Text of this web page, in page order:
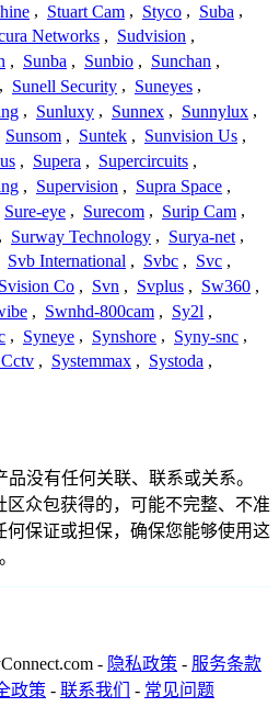
, Stuart Cam , Styco , Suba ,
Networks , Sudvision ,
, Sunba , Sunbio , Sunchan ,
, Sunell Security , Suneyes ,
, Sunluxy , Sunnex , Sunnylux ,
Sunsom , Suntek , Sunvision Us ,
, Supera , Supercircuits ,
, Supervision , Supra Space ,
Sure-eye , Surecom , Surip Cam ,
, Surway Technology , Surya-net ,
Svb International , Svbc , Svc ,
Svision Co , Svn , Svplus , Sw360 ,
, Swnhd-800cam , Sy2l ,
, Syneye , Synshore , Syny-snc ,
, Systemmax , Systoda ,
品没有任何关联、联系或关系。
区众包获得的，可能不完整、不准
保证或担保，确保您能够使用这
- 隐私政策 - 服务条款
政策 - 联系我们 - 常见问题